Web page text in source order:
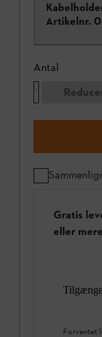
Artikelnr.
Antal
Gratis
eller mere
Forventet